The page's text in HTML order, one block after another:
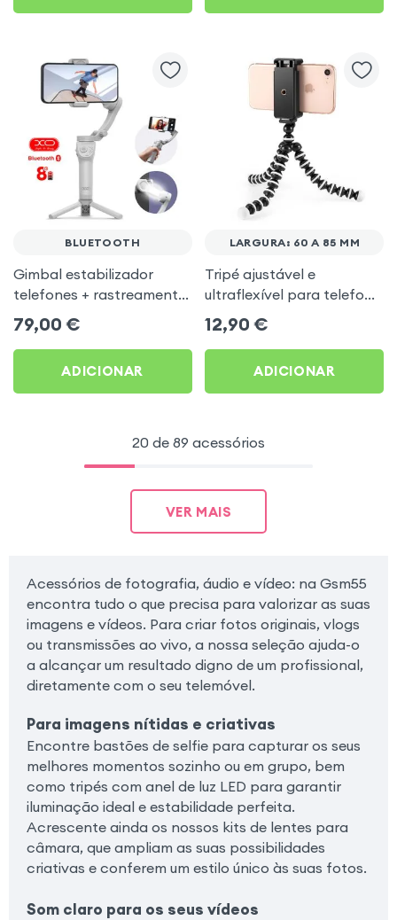
BLUETOOTH
Gimbal estabilizador
telefones + rastreamento
facial automatico com
tripé integrado - XO
79,00 €
ADICIONAR
LARGURA: 60 A 85 MM
Tripé ajustável e
ultraflexível para telefone
- selfie, fotos, vlog,
transmiss?es ao vivo
12,90 €
ADICIONAR
20 de 89 acessórios
VER MAIS
Acessórios de fotografia, áudio e vídeo: na Gsm55
encontra tudo o que precisa para valorizar as suas
imagens e vídeos. Para criar fotos originais, vlogs
ou transmissões ao vivo, a nossa seleção ajuda-o
a alcançar um resultado digno de um profissional,
diretamente com o seu telemóvel.
Para imagens nítidas e criativas
Encontre bastões de selfie para capturar os seus
melhores momentos sozinho ou em grupo, bem
como tripés com anel de luz LED para garantir
iluminação ideal e estabilidade perfeita.
Acrescente ainda os nossos kits de lentes para
câmara, que ampliam as suas possibilidades
criativas e conferem um estilo único às suas fotos.
Som claro para os seus vídeos